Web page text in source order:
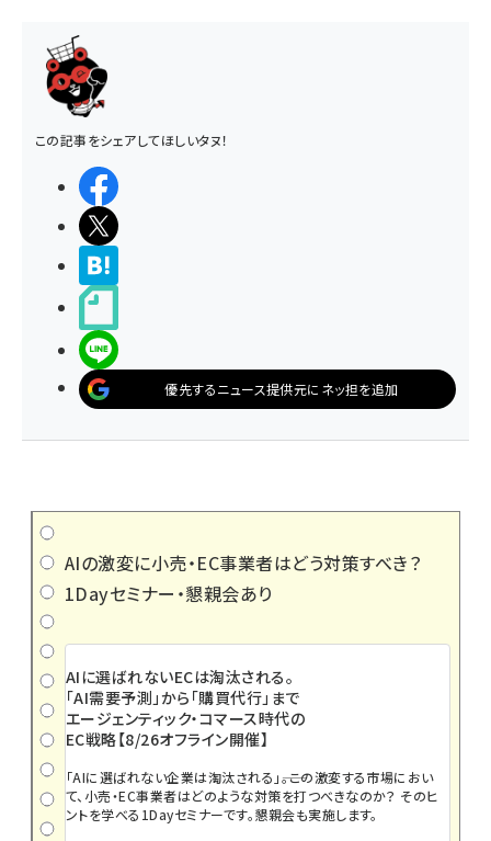
この記事をシェアしてほしいタヌ！
優先するニュース提供元にネッ担を追加
AIの激変に小売・EC事業者はどう対策すべき？
1Dayセミナー・懇親会あり
AIに選ばれないECは淘汰される。
「AI需要予測」から「購買代行」まで
エージェンティック・コマース時代の
EC戦略【8/26オフライン開催】
「AIに選ばれない企業は淘汰される」――。この激変する市場におい
て、小売・EC事業者はどのような対策を打つべきなのか？ そのヒ
ントを学べる1Dayセミナーです。懇親会も実施します。